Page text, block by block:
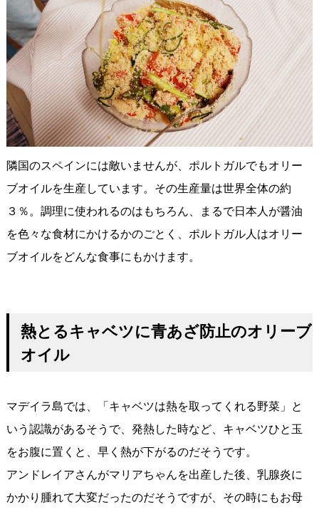
隣国のスペインには敵いませんが、ポルトガルでもオリー
ブオイルを生産しています。その生産量は世界全体の約
３％。調理に使われるのはもちろん、まるで日本人が醤油
を色々な食材にかけるかのごとく、ポルトガル人はオリー
ブオイルをどんな食事にもかけます。
熱とるキャベツに青あざ防止のオリーブ
オイル
マデイラ島では、「キャベツは熱を取ってくれる野菜」と
いう認識があるそうで、発熱した時など、キャベツひと玉
をお腹に置くと、早く熱が下がるのだそうです。
アンドレイアさんがマリアちゃんを出産した後、乳腺炎に
かかり腫れて大変だったのだそうですが、その時にもお母